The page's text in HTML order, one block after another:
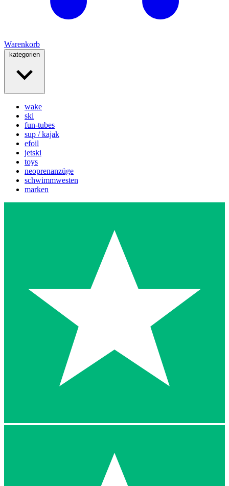
Warenkorb
kategorien
wake
ski
fun-tubes
sup / kajak
efoil
jetski
toys
neoprenanzüge
schwimmwesten
marken